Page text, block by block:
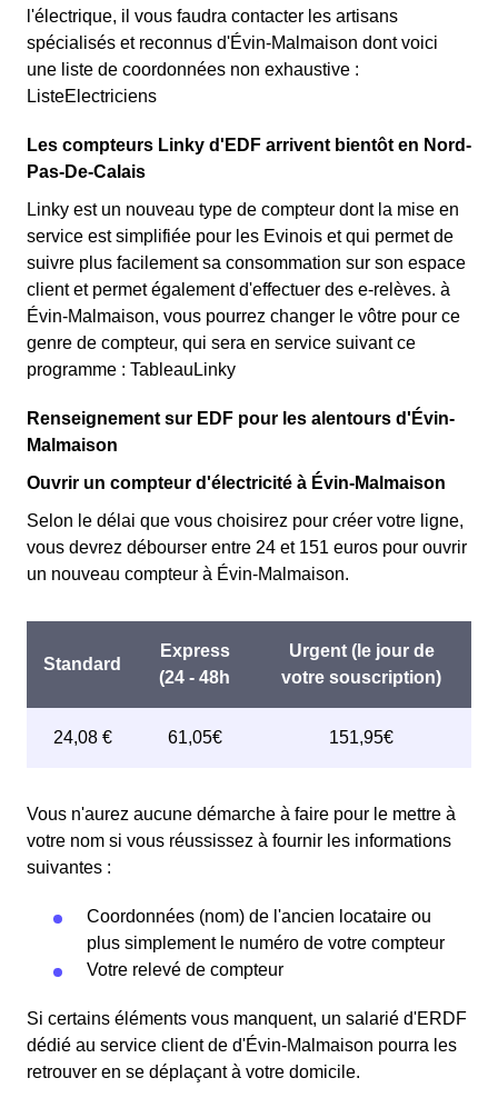
l'électrique, il vous faudra contacter les artisans
spécialisés et reconnus d'Évin-Malmaison dont voici
une liste de coordonnées non exhaustive :
ListeElectriciens
Les compteurs Linky d'EDF arrivent bientôt en Nord-
Pas-De-Calais
Linky est un nouveau type de compteur dont la mise en
service est simplifiée pour les Evinois et qui permet de
suivre plus facilement sa consommation sur son espace
client et permet également d'effectuer des e-relèves. à
Évin-Malmaison, vous pourrez changer le vôtre pour ce
genre de compteur, qui sera en service suivant ce
programme : TableauLinky
Renseignement sur EDF pour les alentours d'Évin-
Malmaison
Ouvrir un compteur d'électricité à Évin-Malmaison
Selon le délai que vous choisirez pour créer votre ligne,
vous devrez débourser entre 24 et 151 euros pour ouvrir
un nouveau compteur à Évin-Malmaison.
Vous n'aurez aucune démarche à faire pour le mettre à
votre nom si vous réussissez à fournir les informations
suivantes :
Coordonnées (nom) de l'ancien locataire ou
plus simplement le numéro de votre compteur
Votre relevé de compteur
Si certains éléments vous manquent, un salarié d'ERDF
dédié au service client de d'Évin-Malmaison pourra les
retrouver en se déplaçant à votre domicile.